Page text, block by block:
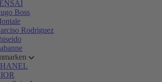
Boss
Rodriguez